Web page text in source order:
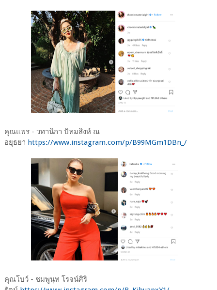
คุณแพร - วทานิกา ปัทมสิงห์ ณ
อยุธยา https://www.instagram.com/p/B99MGm1DBn_/
คุณโบว์ - ชมพูนุท โรจน์ศิริ